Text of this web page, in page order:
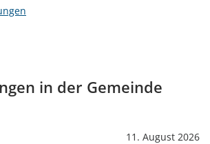
in der Gemeinde
11. August 2026